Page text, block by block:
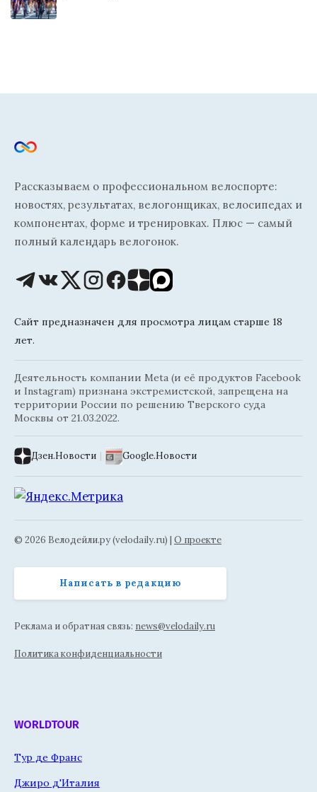
Рассказываем о профессиональном велоспорте:
новостях, результатах, велогонщиках, велосипедах и
компонентах, форме и тренировках. Плюс — самый
полный календарь велогонок.
Сайт предназначен для просмотра лицам старше 18
лет.
Деятельность компании Meta (и её продуктов Facebook
и Instagram) признана экстремистской, запрещена на
территории России по решению Тверского суда
Москвы от 21.03.2022.
Дзен.Новости | Google.Новости
© 2026 Велодейли.ру (velodaily.ru) | О проекте
Написать в редакцию
Реклама и обратная связь: news@velodaily.ru
Политика конфиденциальности
WORLDTOUR
Тур де Франс
Джиро д'Италия